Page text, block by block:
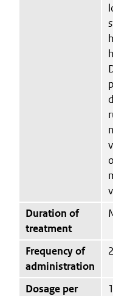
Duration of
treatment
Frequency of
administration
Dosage per